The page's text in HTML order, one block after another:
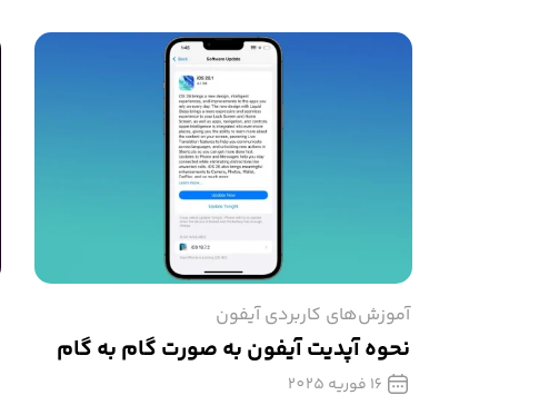
آموزش‌های کاربردی آیفون
نحوه آپدیت آیفون به صورت گام به گام
16 فوریه 2025